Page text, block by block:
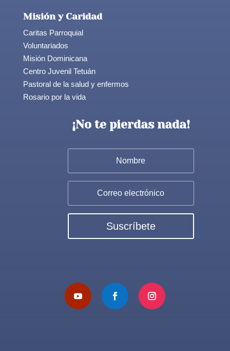
Misión y Caridad
Caritas Parroquial
Voluntariados
Misión Dominicana
Centro Juvenil Tetuán
Pastoral de la salud y enfermos
Rosario por la vida
¡No te pierdas nada!
Suscríbete